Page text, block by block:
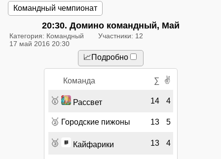
Командный чемпионат
20:30. Домино командный, Май
Категория: Командный
Участники: 12
17 май 2016 20:30
📈Подробно
Команда ∑ ✌
🥇 Рассвет 14 4
🥈 Городские пижоны 13 5
🥉 Кайфарики 13 4